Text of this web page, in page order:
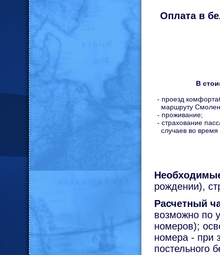
Оплата в
В
- проезд
маршруту
- проживание;
- страхование
случаев во время
рождении),
Расчетный
возможно по
номеров);
номера - при
постельного